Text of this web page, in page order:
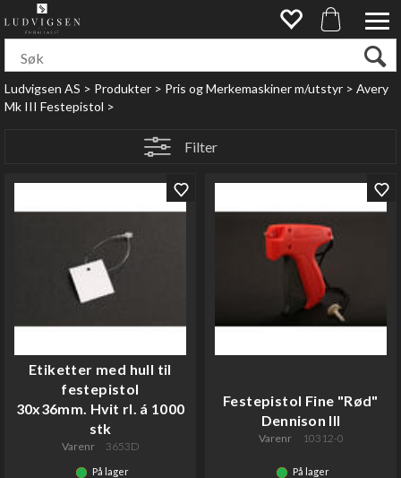
Ludvigsen AS>Produkter>Pris og Merkemaskiner m/utstyr>Avery
Mk III Festepistol>
Filter
Etiketter med hull til
festepistol
30x36mm. Hvit rl. á 1000
stk
Varenr 3653D
På lager
Festepistol Fine "Rød"
Dennison lll
Varenr 10312-0
På lager